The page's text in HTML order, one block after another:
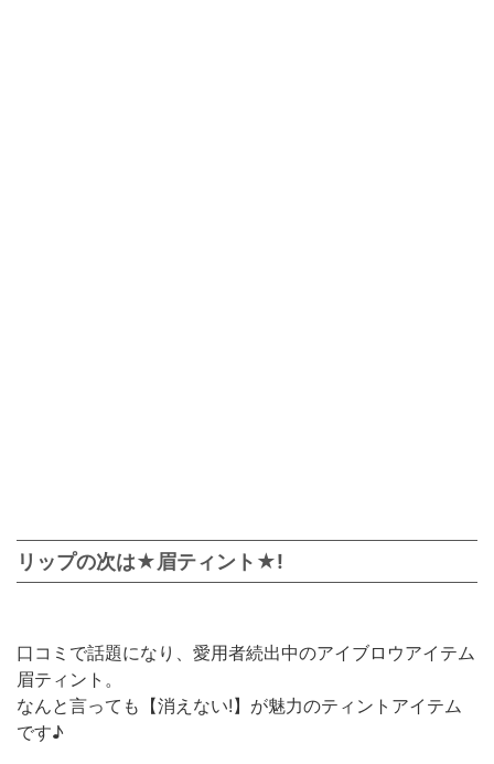
リップの次は★眉ティント★!
口コミで話題になり、愛用者続出中のアイブロウアイテム
眉ティント。
なんと言っても【消えない!】が魅力のティントアイテム
です♪